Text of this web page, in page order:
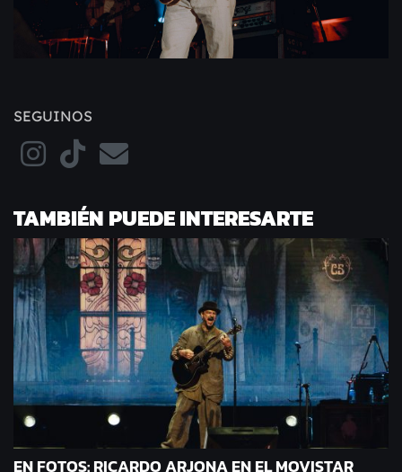
SEGUINOS
TAMBIÉN PUEDE INTERESARTE
EN FOTOS: RICARDO ARJONA EN EL MOVISTAR